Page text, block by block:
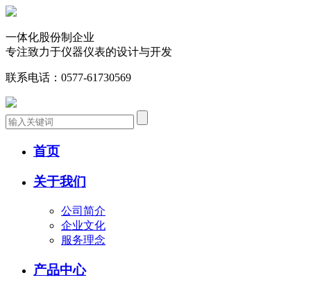
一体化股份制企业
专注致力于仪器仪表的设计与开发
联系电话： 0577-61730569
首页
关于我们
公司简介
企业文化
服务理念
产品中心